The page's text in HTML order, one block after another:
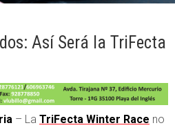
Así Será la TriFecta
– La TriFecta Winter Race no